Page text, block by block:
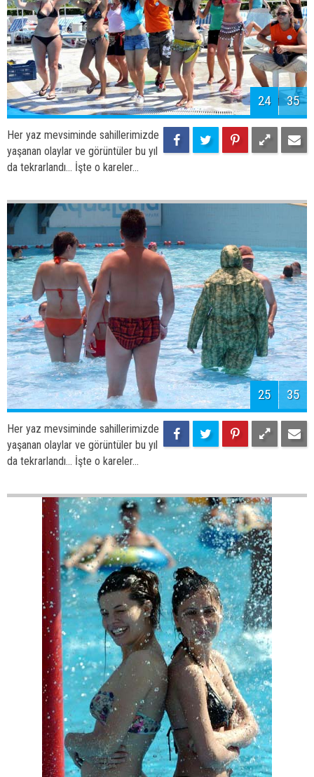
26 35
Her yaz mevsiminde sahillerimizde
yaşanan olaylar ve görüntüler bu yıl
da tekrarlandı... İşte o kareler...
27
Her yaz mevsiminde sahillerimizde
yaşanan olaylar ve görüntüler bu yıl
da tekrarlandı... İşte o kareler...